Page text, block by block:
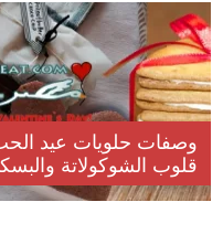
وصفات حلويات عيد
قلوب الشوكولاتة